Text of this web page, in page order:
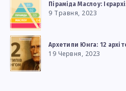
Піраміда Маслоу:
9 Травня, 2023
Архетипи Юнга: 12
19 Червня, 2023